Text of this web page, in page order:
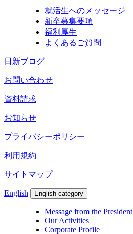
就活生へのメッセージ
新卒募集要項
福利厚生
よくあるご質問
日新ブログ
お問い合わせ
資料請求
お知らせ
プライバシーポリシー
利用規約
サイトマップ
English English category
Message from the President
Our Activities
Corporate Profile